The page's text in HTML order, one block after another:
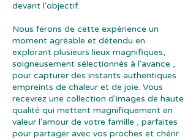
devant l'objectif.
Nous ferons de cette expérience un
moment agréable et détendu en
explorant plusieurs lieux magnifiques,
soigneusement sélectionnés à l'avance ,
pour capturer des instants authentiques
empreints de chaleur et de joie. Vous
recevrez une collection d'images de haute
qualité qui mettent magnifiquement en
valeur l'amour de votre famille , parfaites
pour partager avec vos proches et chérir